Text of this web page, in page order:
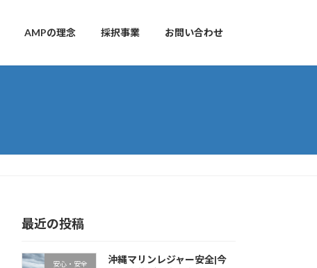
AMPの理念 採択事業 お問い合わせ
最近の投稿
安心・安全
沖縄マリンレジャー安全|今